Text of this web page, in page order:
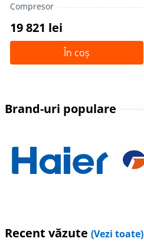
Compresor
19 821 lei
În coș
Brand-uri populare
Recent văzute (Vezi toate)